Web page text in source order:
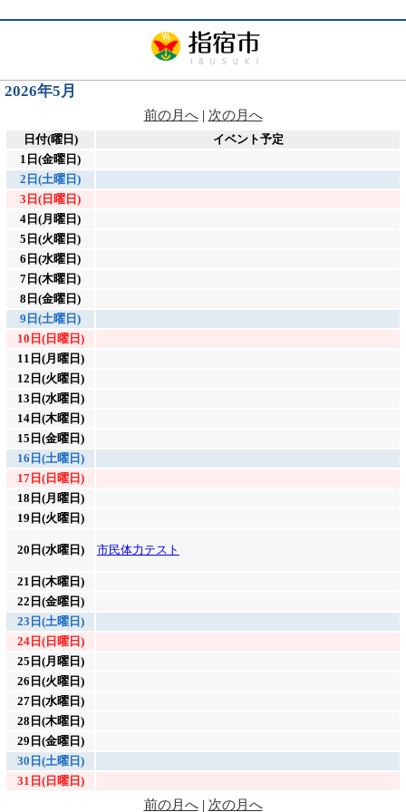
2026年5月
前の月へ| 次の月へ
日付(曜日)
イベント予定
1日(金曜日)
2日(土曜日)
3日(日曜日)
4日(月曜日)
5日(火曜日)
6日(水曜日)
7日(木曜日)
8日(金曜日)
9日(土曜日)
10日(日曜日)
11日(月曜日)
12日(火曜日)
13日(水曜日)
14日(木曜日)
15日(金曜日)
16日(土曜日)
17日(日曜日)
18日(月曜日)
19日(火曜日)
20日(水曜日) 市民体力テスト
21日(木曜日)
22日(金曜日)
23日(土曜日)
24日(日曜日)
25日(月曜日)
26日(火曜日)
27日(水曜日)
28日(木曜日)
29日(金曜日)
30日(土曜日)
31日(日曜日)
前の月へ| 次の月へ